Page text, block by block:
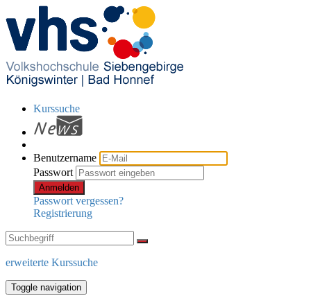
Kurssuche
Benutzername
Passwort
Anmelden
Passwort vergessen?
Registrierung
erweiterte Kurssuche
Toggle navigation